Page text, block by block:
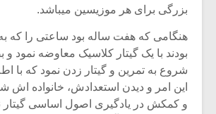
بزرگی برای هر موزیسین میباشد.
هنگامی که هفت ساله بود ساعتی را که
بودند با یک گیتار کلاسیک معاوضه نمود
شروع به تمرین و گیتار زدن نمود که با
این امر و دیدن استعدادش، خانواده اش
و کمکش در یادگیری اصول اساسی گیتار